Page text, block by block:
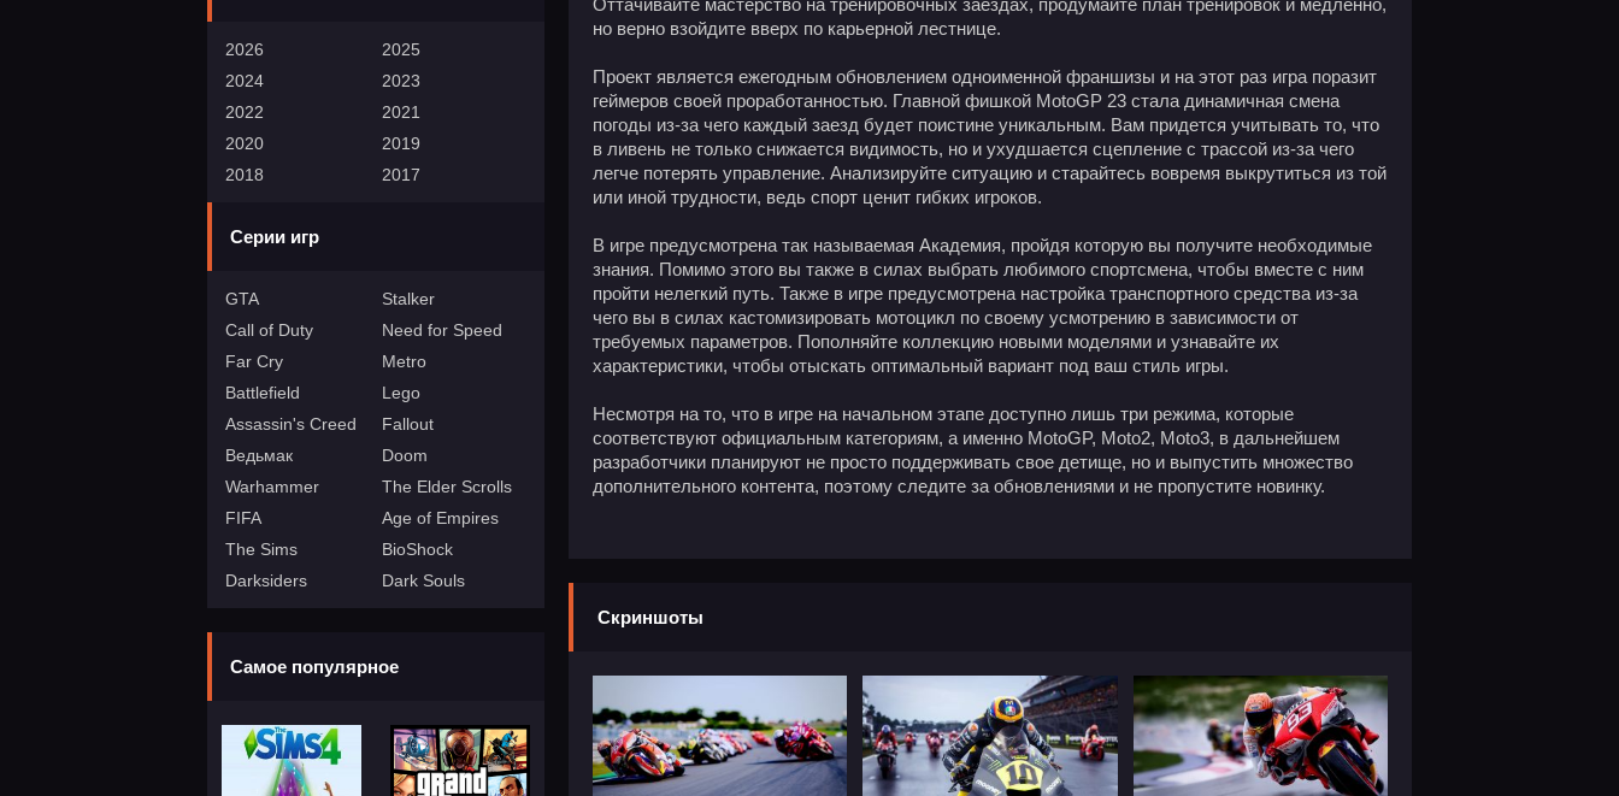
2026
2025
2024
2023
2022
2021
2020
2019
2018
2017
Серии игр
GTA
Stalker
Call of Duty
Need for Speed
Far Cry
Metro
Battlefield
Lego
Assassin's Creed
Fallout
Ведьмак
Doom
Warhammer
The Elder Scrolls
FIFA
Age of Empires
The Sims
BioShock
Darksiders
Dark Souls
Самое популярное
Оттачивайте мастерство на тренировочных заездах, продумайте план тренировок и медленно,
но верно взойдите вверх по карьерной лестнице.
Проект является ежегодным обновлением одноименной франшизы и на этот раз игра поразит
геймеров своей проработанностью. Главной фишкой MotoGP 23 стала динамичная смена
погоды из-за чего каждый заезд будет поистине уникальным. Вам придется учитывать то, что
в ливень не только снижается видимость, но и ухудшается сцепление с трассой из-за чего
легче потерять управление. Анализируйте ситуацию и старайтесь вовремя выкрутиться из той
или иной трудности, ведь спорт ценит гибких игроков.
В игре предусмотрена так называемая Академия, пройдя которую вы получите необходимые
знания. Помимо этого вы также в силах выбрать любимого спортсмена, чтобы вместе с ним
пройти нелегкий путь. Также в игре предусмотрена настройка транспортного средства из-за
чего вы в силах кастомизировать мотоцикл по своему усмотрению в зависимости от
требуемых параметров. Пополняйте коллекцию новыми моделями и узнавайте их
характеристики, чтобы отыскать оптимальный вариант под ваш стиль игры.
Несмотря на то, что в игре на начальном этапе доступно лишь три режима, которые
соответствуют официальным категориям, а именно MotoGP, Moto2, Moto3, в дальнейшем
разработчики планируют не просто поддерживать свое детище, но и выпустить множество
дополнительного контента, поэтому следите за обновлениями и не пропустите новинку.
Скриншоты